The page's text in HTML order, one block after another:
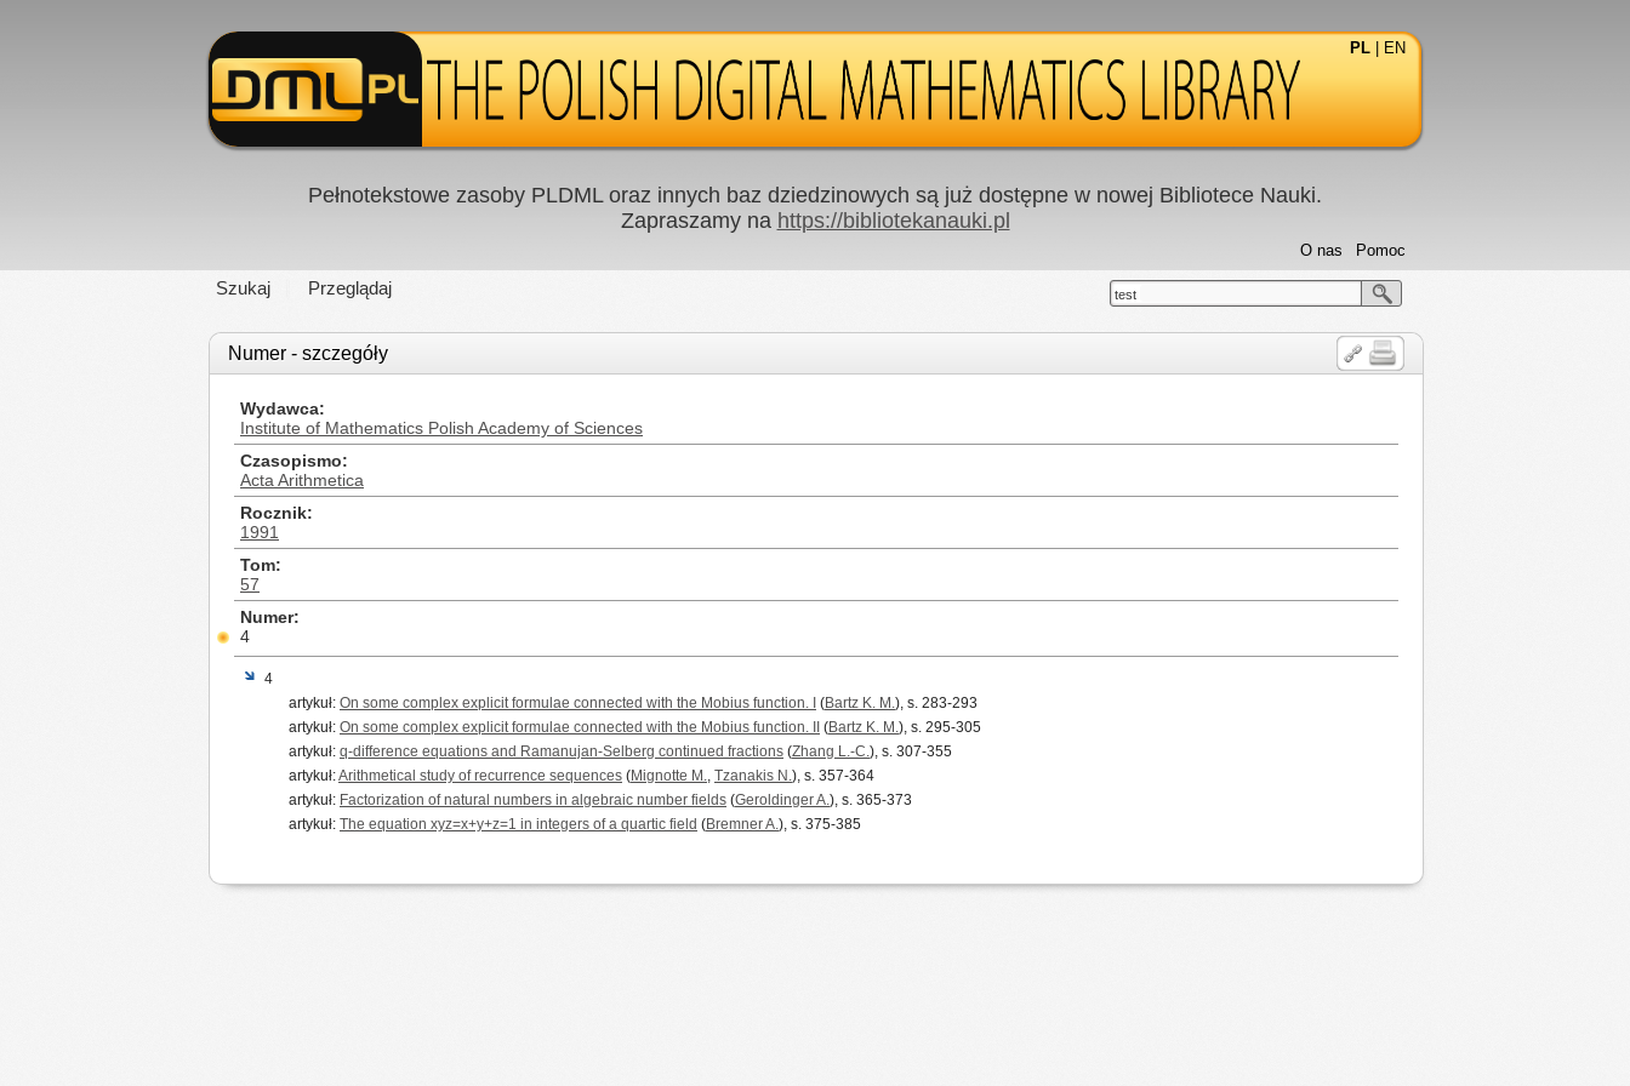
PL EN
Pełnotekstowe zasoby PLDML oraz innych baz dziedzinowych są już dostępne w nowej Bibliotece Nauki.
Zapraszamy na https://bibliotekanauki.pl
Szukaj Przeglądaj
Pomoc
O nas
test
Numer - szczegóły
Wydawca
Institute of Mathematics Polish Academy of Sciences
Czasopismo
Acta Arithmetica
Rocznik
1991
Tom
57
Numer
4
4
artykuł: On some complex explicit formulae connected with the Mobius function. I (Bartz K. M.), s. 283-293
artykuł: On some complex explicit formulae connected with the Mobius function. II (Bartz K. M.), s. 295-305
artykuł: q-difference equations and Ramanujan-Selberg continued fractions (Zhang L.-C.), s. 307-355
artykuł:Arithmetical study of recurrence sequences (Mignotte M., Tzanakis N.), s. 357-364
artykuł: Factorization of natural numbers in algebraic number fields (Geroldinger A.), s. 365-373
artykuł: The equation xyz=x+y+z=1 in integers of a quartic field (Bremner A.), s. 375-385